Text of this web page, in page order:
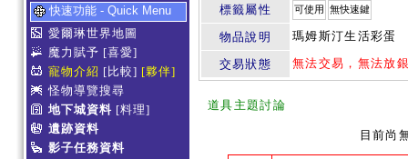
快速功能 - Quick Menu
愛爾琳世界地圖
魔力賦予 [喜愛]
寵物介紹 [比較] [夥伴]
怪物導覽搜尋
地下城資料 [料理]
遺跡資料
影子任務資料
標籤屬性 可使用 無快速鍵
物品說明 瑪姆斯汀生活彩蛋
交易狀態 無法交易，無法放
道具主題討論
目前尚